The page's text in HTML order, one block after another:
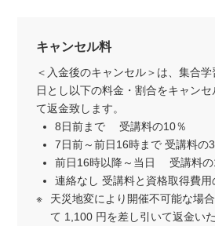
キャンセル料
＜入金後のキャンセル＞は、集合
日とし以下の料金・割合をキャン
て返金致します。
8日前まで 受講料の10％
7日前～前日16時まで 受講料の
前日16時以降～当日 受講料の
連絡なし 受講料と資格取得費用
天災地変により開催不可能な場
て 1,100 円を差し引いて返金いた